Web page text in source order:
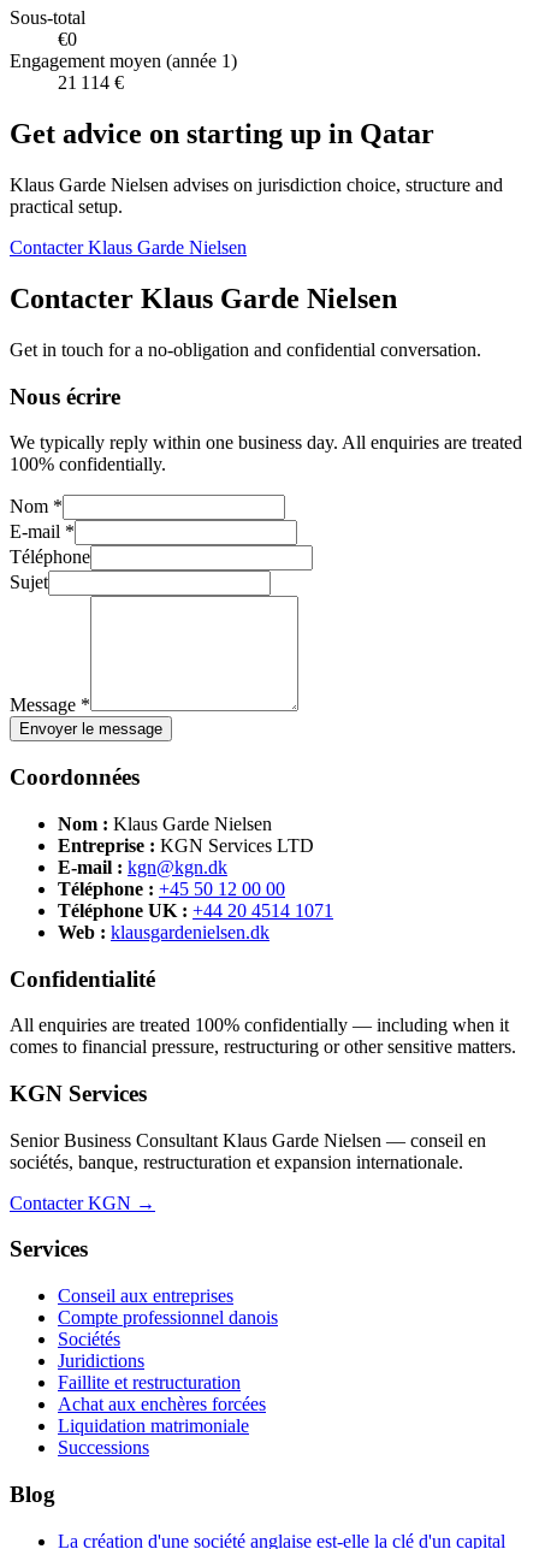
Sous-total
€0
Engagement moyen (année 1)
21 114 €
Get advice on starting up in Qatar
Klaus Garde Nielsen advises on jurisdiction choice, structure and
practical setup.
Contacter Klaus Garde Nielsen
Contacter Klaus Garde Nielsen
Get in touch for a no-obligation and confidential conversation.
Nous écrire
We typically reply within one business day. All enquiries are treated
100% confidentially.
Nom *
E-mail *
Téléphone
Sujet
Message *
Envoyer le message
Coordonnées
Nom : Klaus Garde Nielsen
Entreprise : KGN Services LTD
E-mail : kgn@kgn.dk
Téléphone : +45 50 12 00 00
Téléphone UK : +44 20 4514 1071
Web : klausgardenielsen.dk
Confidentialité
All enquiries are treated 100% confidentially — including when it
comes to financial pressure, restructuring or other sensitive matters.
KGN Services
Senior Business Consultant Klaus Garde Nielsen — conseil en
sociétés, banque, restructuration et expansion internationale.
Contacter KGN →
Services
Conseil aux entreprises
Compte professionnel danois
Sociétés
Juridictions
Faillite et restructuration
Achat aux enchères forcées
Liquidation matrimoniale
Successions
Blog
La création d'une société anglaise est-elle la clé d'un capital